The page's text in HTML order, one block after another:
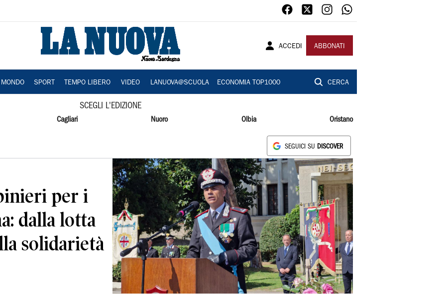
ACCEDI ABBONATI
SPORT TEMPO LIBERO VIDEO LANUOVA@SCUOLA ECONOMIA TOP1000 CERCA
SCEGLI L'EDIZIONE
Cagliari Nuoro Olbia Oristano
SEGUICI SU DISCOVER
per i
dalla lotta
solidarietà